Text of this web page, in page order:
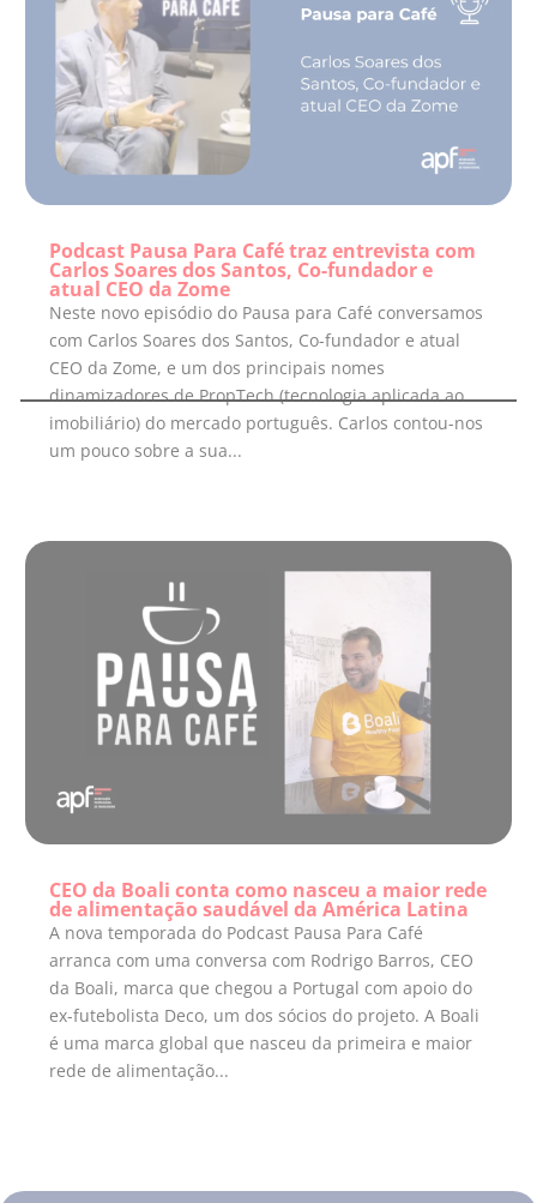
Podcast Pausa Para Café traz entrevista com
Carlos Soares dos Santos, Co-fundador e
atual CEO da Zome
Neste novo episódio do Pausa para Café conversamos
com Carlos Soares dos Santos, Co-fundador e atual
CEO da Zome, e um dos principais nomes
dinamizadores de PropTech (tecnologia aplicada ao
imobiliário) do mercado português. Carlos contou-nos
um pouco sobre a sua...
CEO da Boali conta como nasceu a maior rede
de alimentação saudável da América Latina
A nova temporada do Podcast Pausa Para Café
arranca com uma conversa com Rodrigo Barros, CEO
da Boali, marca que chegou a Portugal com apoio do
ex-futebolista Deco, um dos sócios do projeto. A Boali
é uma marca global que nasceu da primeira e maior
rede de alimentação...